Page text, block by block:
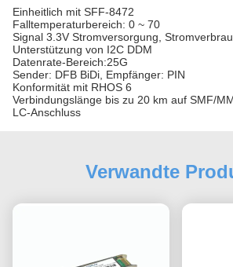
Einheitlich mit SFF-8472
Falltemperaturbereich: 0 ~ 70
Signal 3.3V Stromversorgung,
Unterstützung von I2C DDM
Datenrate-Bereich:25G
Sender: DFB BiDi, Empfänger: PIN
Konformität mit RHOS 6
Verbindungslänge bis zu 20 km auf SMF/
LC-Anschluss
Verwandte